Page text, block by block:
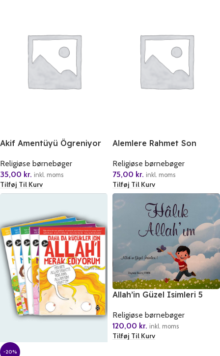
Akif Amentüyü Ögreniyor
Religiøse børnebøger
35,00 kr. inkl. moms
Tilføj Til Kurv
Alemlere Rahmet Son
Sas
Religiøse børnebøger
75,00 kr. inkl. moms
Tilføj Til Kurv
-20%
Allah’in Güzel Isimleri 5
Religiøse børnebøger
120,00 kr. inkl. moms
Tilføj Til Kurv